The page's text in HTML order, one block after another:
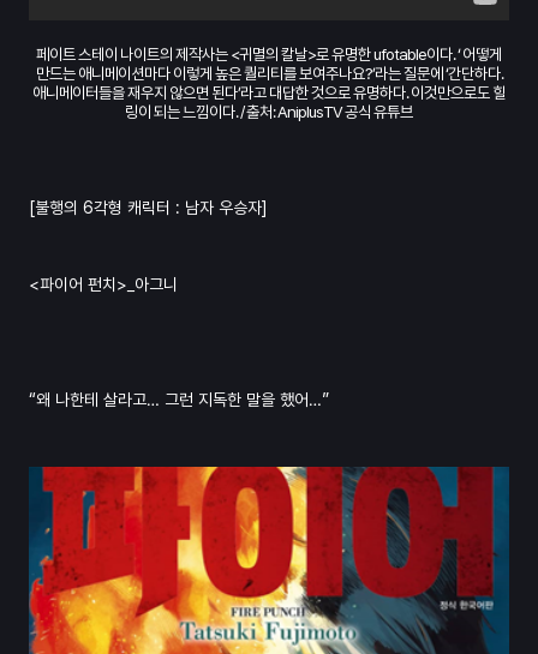
페이트 스테이 나이트의 제작사는 <귀멸의 칼날>로 유명한 ufotable이다. ‘ 어떻게
만드는 애니메이션마다 이렇게 높은 퀄리티를 보여주나요?’라는 질문에 ‘간단하다.
애니메이터들을 재우지 않으면 된다’라고 대답한 것으로 유명하다. 이것만으로도 힐
링이 되는 느낌이다. / 출처: AniplusTV 공식 유튜브
[불행의 6각형 캐릭터 : 남자 우승자]
<파이어 펀치>_아그니
“왜 나한테 살라고… 그런 지독한 말을 했어…”